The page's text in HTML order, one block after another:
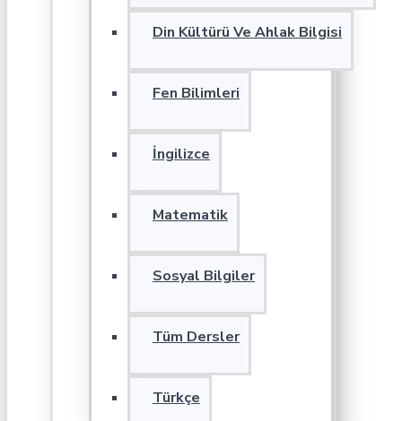
Din Kültürü Ve Ahlak Bilgisi
Fen Bilimleri
İngilizce
Matematik
Sosyal Bilgiler
Tüm Dersler
Türkçe